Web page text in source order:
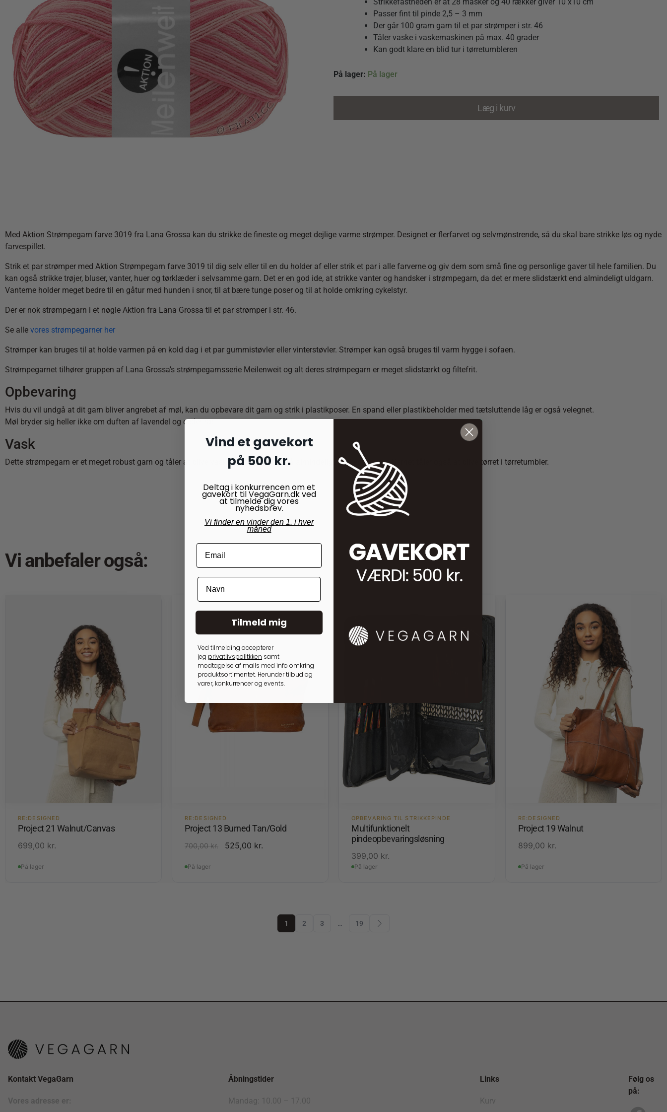
Passer fint til pinde 2,5 – 3 mm
Der går 100 gram garn til et par strømper i str. 46
Tåler vaske i vaskemaskinen på max. 40 grader
Kan godt klare en blid tur i tørretumbleren
På lager: På lager
Aktion
farve
quantity
Læg i kurv
Med Aktion Strømpegarn farve 3019 fra Lana Grossa kan du strikke de fineste og meget dejlige varme strømper. Designet er flerfarvet og selvmønstrende, så du skal bare strikke løs og nyde
farvespillet.
Strik et par strømper med Aktion Strømpegarn farve 3019 til dig selv eller til en du holder af eller strik et par i alle farverne og giv dem som små fine og personlige gaver til hele familien. Du
kan også strikke trøjer, bluser, vanter, huer og tørklæder i selvsamme garn. Det er en god ide, at strikke vanter og handsker i strømpegarn, da det er mere slidstærkt end almindeligt uldgarn.
Vanterne holder meget bedre til en gåtur med hunden i snor, til at bære tunge poser og til at holde omkring cykelstyr.
Der er nok strømpegarn i et nøgle Aktion fra Lana Grossa til et par strømper i str. 46.
Se alle vores strømpegarner her
Strømper kan bruges til at holde varmen på en kold dag i et par gummistøvler eller vinterstøvler. Strømper kan også bruges til varm hygge i sofaen.
Strømpegarnet tilhører gruppen af Lana Grossa’s strømpegarnsserie Meilenweit og alt deres strømpegarn er meget slidstærkt og filtefrit.
Opbevaring
Hvis du vil undgå at dit garn bliver angrebet af møl, kan du opbevare dit garn og strik i plastikposer. En spand eller plastikbeholder med tætsluttende låg er også velegnet.
Møl bryder sig heller ikke om duften af lavendel og cedertræ.
Vask
Dette strømpegarn er et meget robust garn og tåler at blive vasket ved 40 grader på almindeligt vaskeprogram. Garnet tåler også at blive tørret i tørretumbler.
Vi anbefaler også:
RE:DESIGNED
Project 21 Walnut/Canvas
699,00 kr.
På lager
RE:DESIGNED
Project 13 Burned Tan/Gold
700,00kr. 525,00 kr.
På lager
OPBEVARING TIL STRIKKEPINDE
Multifunktionelt
pindeopbevaringsløsning
399,00 kr.
På lager
RE:DESIGNED
Project 19 Walnut
899,00 kr.
På lager
1 2 3 … 19
Kontakt VegaGarn
Vores adresse er:
Åbningstider
Mandag: 10.00 – 17.00
Links
Kurv
Følg os
på:
Vind et gavekort
på 500 kr.
Deltag i konkurrencen om et
gavekort til VegaGarn.dk ved
at tilmelde dig vores
nyhedsbrev.
Vi finder en vinder den 1. i hver
måned
Tilmeld mig
Ved tilmelding accepterer
jeg privatlivspolitkken samt
modtagelse af mails med info omkring
produktsortimentet. Herunder tilbud og
varer, konkurrencer og events.